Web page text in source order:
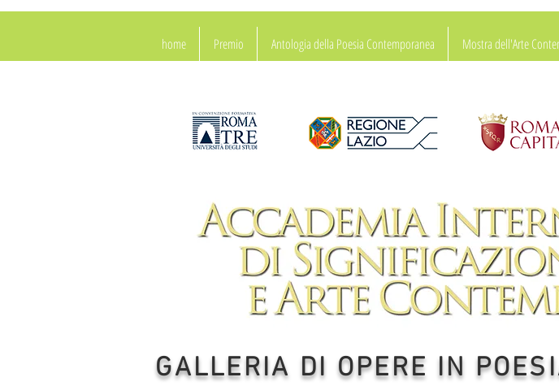
GALLERIA DI OPERE IN
home Premio Antologia della Poesia Contemporanea Mostra dell'Arte